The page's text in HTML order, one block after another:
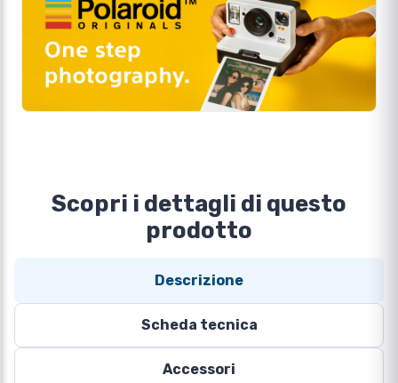
Scopri i dettagli di questo
prodotto
Descrizione
Scheda tecnica
Accessori